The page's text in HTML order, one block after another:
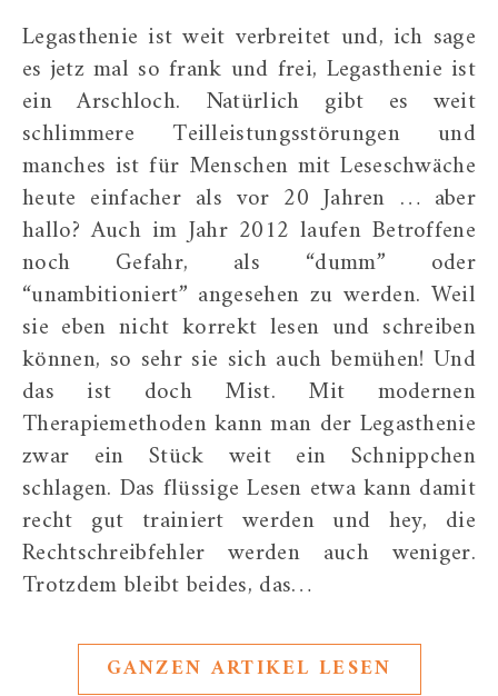
Legasthenie ist weit verbreitet und, ich sage
es jetz mal so frank und frei, Legasthenie ist
ein Arschloch. Natürlich gibt es weit
schlimmere Teilleistungsstörungen und
manches ist für Menschen mit Leseschwäche
heute einfacher als vor 20 Jahren … aber
hallo? Auch im Jahr 2012 laufen Betroffene
noch Gefahr, als “dumm” oder
“unambitioniert” angesehen zu werden. Weil
sie eben nicht korrekt lesen und schreiben
können, so sehr sie sich auch bemühen! Und
das ist doch Mist. Mit modernen
Therapiemethoden kann man der Legasthenie
zwar ein Stück weit ein Schnippchen
schlagen. Das flüssige Lesen etwa kann damit
recht gut trainiert werden und hey, die
Rechtschreibfehler werden auch weniger.
Trotzdem bleibt beides, das…
GANZEN ARTIKEL LESEN